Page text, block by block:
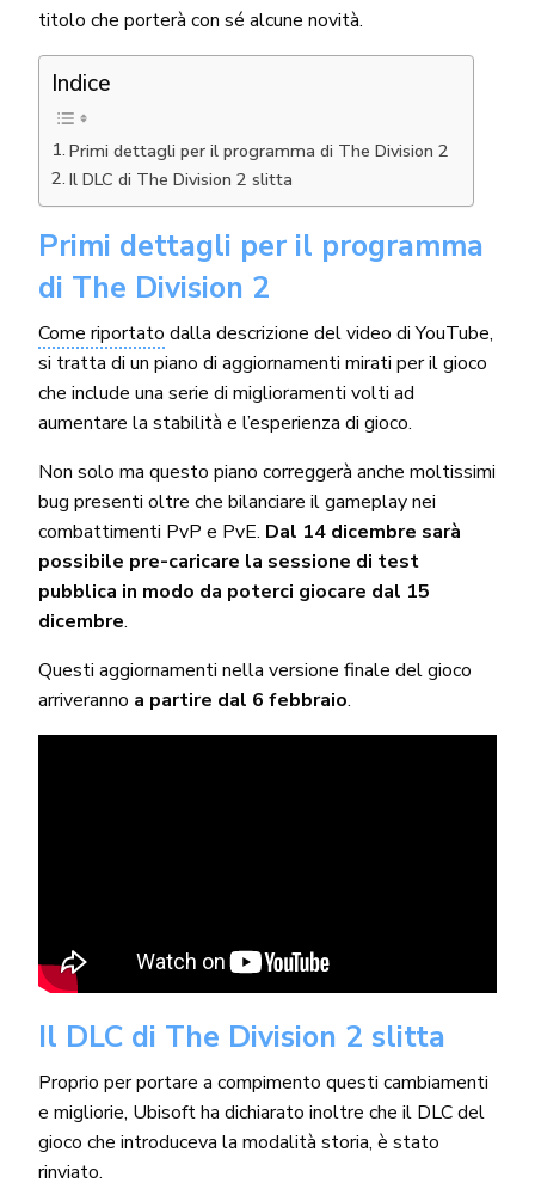
titolo che porterà con sé alcune novità.
Indice
Primi dettagli per il programma di The Division 2
Il DLC di The Division 2 slitta
Primi dettagli per il programma
di The Division 2
Come riportato dalla descrizione del video di YouTube,
si tratta di un piano di aggiornamenti mirati per il gioco
che include una serie di miglioramenti volti ad
aumentare la stabilità e l’esperienza di gioco.
Non solo ma questo piano correggerà anche moltissimi
bug presenti oltre che bilanciare il gameplay nei
combattimenti PvP e PvE. Dal 14 dicembre sarà
possibile pre-caricare la sessione di test
pubblica in modo da poterci giocare dal 15
dicembre.
Questi aggiornamenti nella versione finale del gioco
arriveranno a partire dal 6 febbraio.
Il DLC di The Division 2 slitta
Proprio per portare a compimento questi cambiamenti
e migliorie, Ubisoft ha dichiarato inoltre che il DLC del
gioco che introduceva la modalità storia, è stato
rinviato.